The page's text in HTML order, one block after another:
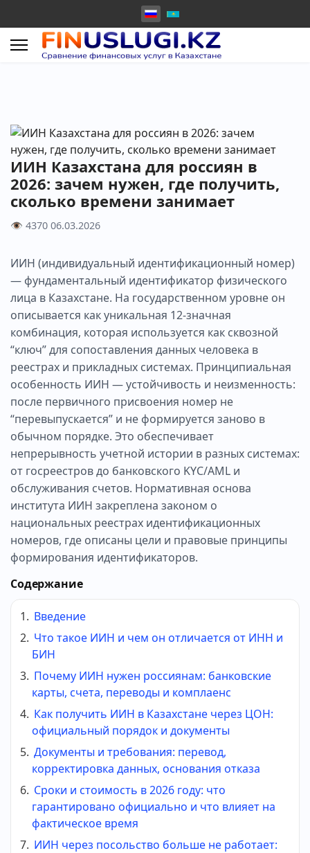
ИИН Казахстана для россиян в
2026: зачем нужен, где получить,
сколько времени занимает
👁 4370 06.03.2026
ИИН (индивидуальный идентификационный номер)
— фундаментальный идентификатор физического
лица в Казахстане. На государственном уровне он
описывается как уникальная 12-значная
комбинация, которая используется как сквозной
“ключ” для сопоставления данных человека в
реестрах и прикладных системах. Принципиальная
особенность ИИН — устойчивость и неизменность:
после первичного присвоения номер не
“перевыпускается” и не формируется заново в
обычном порядке. Это обеспечивает
непрерывность учетной истории в разных системах:
от госреестров до банковского KYC/AML и
обслуживания счетов. Нормативная основа
института ИИН закреплена законом о
национальных реестрах идентификационных
номеров, где описаны цели и правовые принципы
формирования идентификаторов.
Содержание
Введение
Что такое ИИН и чем он отличается от ИНН и
БИН
Почему ИИН нужен россиянам: банковские
карты, счета, переводы и комплаенс
Как получить ИИН в Казахстане через ЦОН:
официальный порядок и документы
Документы и требования: перевод,
корректировка данных, основания отказа
Сроки и стоимость в 2026 году: что
гарантировано официально и что влияет на
фактическое время
ИИН через посольство больше не работает: